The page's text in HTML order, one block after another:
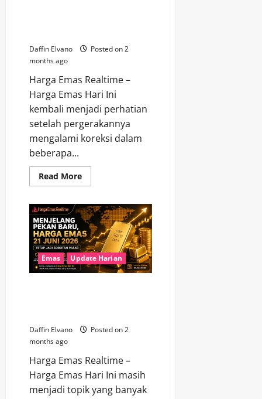
Daffin Elvano
Posted on 2
months ago
Harga Emas Realtime –
Harga Emas Hari Ini
kembali menjadi perhatian
setelah pergerakannya
mengalami koreksi dalam
beberapa...
Read MoreRead
more
Emas
Hari
Ini
22
Juni
2026,
Momentum
Beli
atau
Emas Update Harian
Daffin Elvano
Posted on 2
months ago
Harga Emas Realtime –
Harga Emas Hari Ini masih
menjadi topik yang banyak